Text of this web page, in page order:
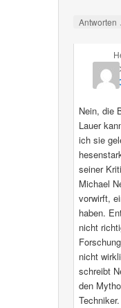
Antworten
Nein, die
Lauer
ich sie
seiner
Michael
vorwirft,
haben.
nicht
nicht
schreibt
den
Techniker.